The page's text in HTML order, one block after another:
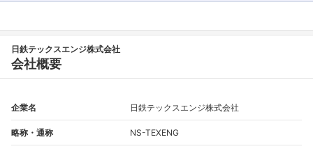
日鉄テックスエンジ株式会社
会社概要
企業名 日鉄テックスエンジ株式会社
略称・通称 NS-TEXENG